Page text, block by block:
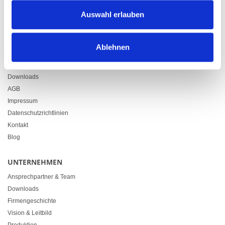
Auswahl erlauben
Ablehnen
Zürcherstrasse 37
LINKS
Downloads
AGB
Impressum
Datenschutzrichtlinien
Kontakt
Blog
UNTERNEHMEN
Ansprechpartner & Team
Downloads
Firmengeschichte
Vision & Leitbild